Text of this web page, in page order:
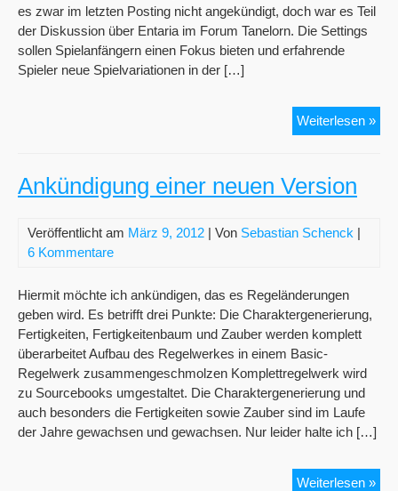
es zwar im letzten Posting nicht angekündigt, doch war es Teil
der Diskussion über Entaria im Forum Tanelorn. Die Settings
sollen Spielanfängern einen Fokus bieten und erfahrende
Spieler neue Spielvariationen in der […]
Weiterlesen »
Ankündigung einer neuen Version
Veröffentlicht am März 9, 2012 | Von Sebastian Schenck |
6 Kommentare
Hiermit möchte ich ankündigen, das es Regeländerungen
geben wird. Es betrifft drei Punkte: Die Charaktergenerierung,
Fertigkeiten, Fertigkeitenbaum und Zauber werden komplett
überarbeitet Aufbau des Regelwerkes in einem Basic-
Regelwerk zusammengeschmolzen Komplettregelwerk wird
zu Sourcebooks umgestaltet. Die Charaktergenerierung und
auch besonders die Fertigkeiten sowie Zauber sind im Laufe
der Jahre gewachsen und gewachsen. Nur leider halte ich […]
Weiterlesen »